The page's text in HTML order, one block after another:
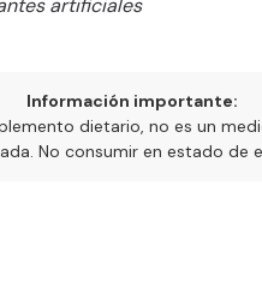
artificiales
Información importante:
dietario, no es un
No consumir en estado de